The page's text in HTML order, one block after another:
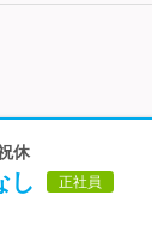
休
し 正社員